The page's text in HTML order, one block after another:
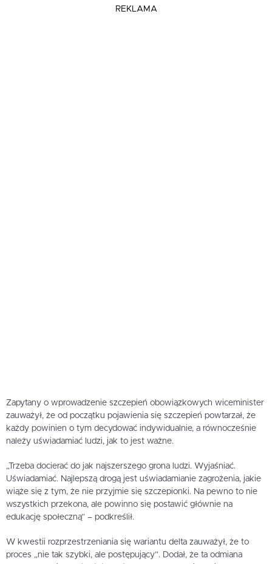
REKLAMA
Zapytany o wprowadzenie szczepień obowiązkowych wiceminister
zauważył, że od początku pojawienia się szczepień powtarzał, że
każdy powinien o tym decydować indywidualnie, a równocześnie
należy uświadamiać ludzi, jak to jest ważne.
„Trzeba docierać do jak najszerszego grona ludzi. Wyjaśniać.
Uświadamiać. Najlepszą drogą jest uświadamianie zagrożenia, jakie
wiąże się z tym, że nie przyjmie się szczepionki. Na pewno to nie
wszystkich przekona, ale powinno się postawić głównie na
edukację społeczną” – podkreślił.
W kwestii rozprzestrzeniania się wariantu delta zauważył, że to
proces „nie tak szybki, ale postępujący”. Dodał, że ta odmiana